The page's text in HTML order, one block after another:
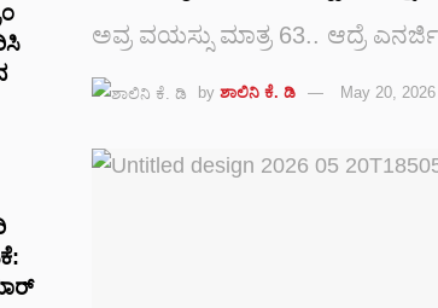
ಅವ್ರ ವಯಸ್ಸು ಮಾತ್ರ 63.. ಆದ್ರೆ
by ಶಾಲಿನಿ ಕೆ. ಡಿ May 20,